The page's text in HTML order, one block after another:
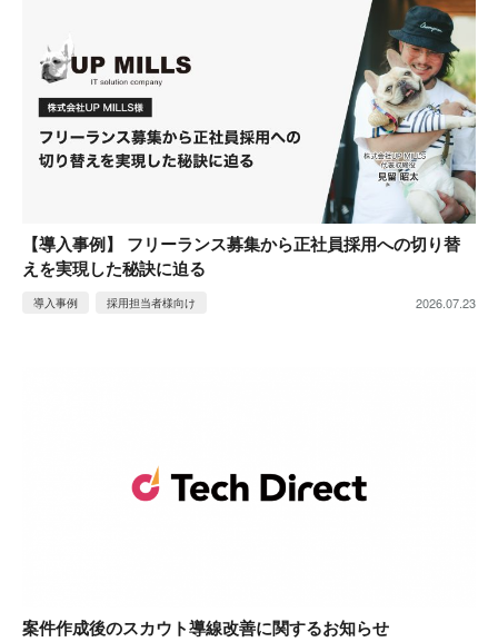
【導入事例】 フリーランス募集から正社員採用への切り替
えを実現した秘訣に迫る
導入事例 採用担当者様向け 2026.07.23
案件作成後のスカウト導線改善に関するお知らせ